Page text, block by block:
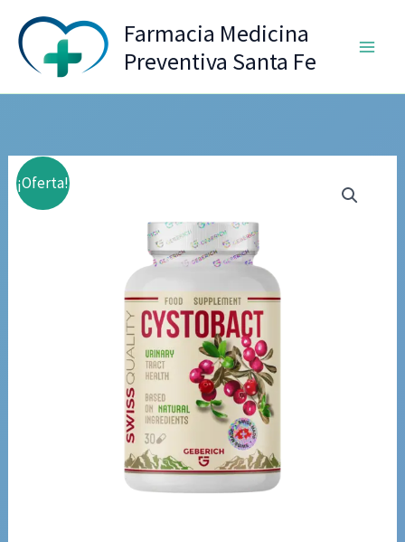
contenido
Farmacia Medicina
Preventiva Santa Fe
¡Oferta!